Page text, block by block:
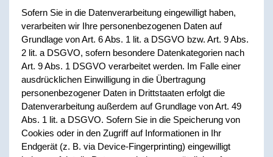
Sofern Sie in die Datenverarbeitung eingewilligt haben,
verarbeiten wir Ihre personenbezogenen Daten auf
Grundlage von Art. 6 Abs. 1 lit. a DSGVO bzw. Art. 9 Abs.
2 lit. a DSGVO, sofern besondere Datenkategorien nach
Art. 9 Abs. 1 DSGVO verarbeitet werden. Im Falle einer
ausdrücklichen Einwilligung in die Übertragung
personenbezogener Daten in Drittstaaten erfolgt die
Datenverarbeitung außerdem auf Grundlage von Art. 49
Abs. 1 lit. a DSGVO. Sofern Sie in die Speicherung von
Cookies oder in den Zugriff auf Informationen in Ihr
Endgerät (z. B. via Device-Fingerprinting) eingewilligt